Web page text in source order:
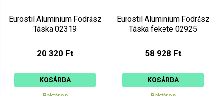
Eurostil Aluminium Fodrász
Táska 02319
20 320 Ft
KOSÁRBA
Eurostil Aluminium Fodrász
Táska fekete 02925
58 928 Ft
KOSÁRBA